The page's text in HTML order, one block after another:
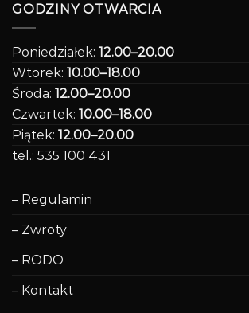
GODZINY OTWARCIA
Poniedziałek: 12.00–20.00
Wtorek: 10.00–18.00
Środa: 12.00–20.00
Czwartek: 10.00–18.00
Piątek: 12.00–20.00
tel.: 535 100 431
– Regulamin
– Zwroty
– RODO
– Kontakt